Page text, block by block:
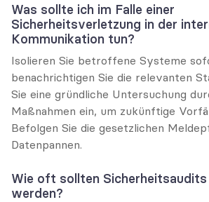
Was sollte ich im Falle einer
Sicherheitsverletzung in der
Kommunikation tun?
Isolieren Sie betroffene Systeme
benachrichtigen Sie die relevanten
Sie eine gründliche Untersuchung
Maßnahmen ein, um zukünftige
Befolgen Sie die gesetzlichen
Datenpannen.
Wie oft sollten
werden?